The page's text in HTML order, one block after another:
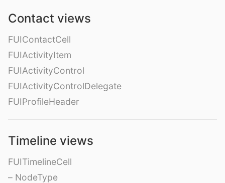
Contact views
FUIContactCell
FUIActivityItem
FUIActivityControl
FUIActivityControlDelegate
FUIProfileHeader
Timeline views
FUITimelineCell
– NodeType